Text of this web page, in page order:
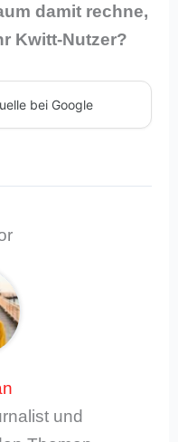
damit rechne,
Kwitt-Nutzer?
bei Google
und